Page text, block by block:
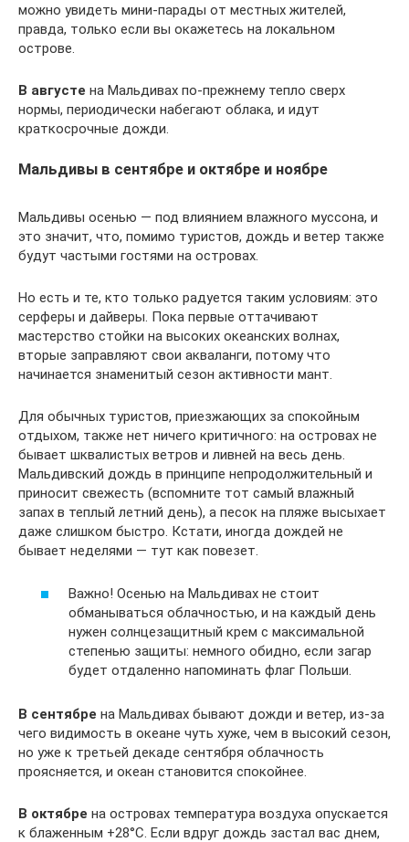
можно увидеть мини-парады от местных жителей,
правда, только если вы окажетесь на локальном
острове.
В августе на Мальдивах по-прежнему тепло сверх
нормы, периодически набегают облака, и идут
краткосрочные дожди.
Мальдивы в сентябре и октябре и ноябре
Мальдивы осенью — под влиянием влажного муссона, и
это значит, что, помимо туристов, дождь и ветер также
будут частыми гостями на островах.
Но есть и те, кто только радуется таким условиям: это
серферы и дайверы. Пока первые оттачивают
мастерство стойки на высоких океанских волнах,
вторые заправляют свои акваланги, потому что
начинается знаменитый сезон активности мант.
Для обычных туристов, приезжающих за спокойным
отдыхом, также нет ничего критичного: на островах не
бывает шквалистых ветров и ливней на весь день.
Мальдивский дождь в принципе непродолжительный и
приносит свежесть (вспомните тот самый влажный
запах в теплый летний день), а песок на пляже высыхает
даже слишком быстро. Кстати, иногда дождей не
бывает неделями — тут как повезет.
Важно! Осенью на Мальдивах не стоит
обманываться облачностью, и на каждый день
нужен солнцезащитный крем с максимальной
степенью защиты: немного обидно, если загар
будет отдаленно напоминать флаг Польши.
В сентябре на Мальдивах бывают дожди и ветер, из-за
чего видимость в океане чуть хуже, чем в высокий сезон,
но уже к третьей декаде сентября облачность
проясняется, и океан становится спокойнее.
В октябре на островах температура воздуха опускается
к блаженным +28°C. Если вдруг дождь застал вас днем,